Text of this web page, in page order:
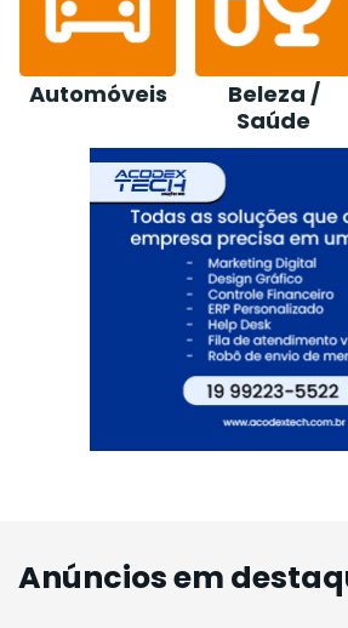
Beleza /
Comércio
Venda
Anúncios em